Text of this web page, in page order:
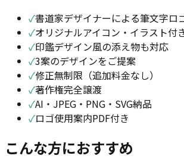
✓書道家デザイナーによる筆文字ロ
✓オリジナルアイコン・イラスト付
✓印鑑デザイン風の添え物も対応
✓3案のデザインをご提案
✓修正無制限（追加料金なし）
✓著作権完全譲渡
✓AI・JPEG・PNG・SVG納品
✓ロゴ使用案内PDF付き
こんな方におすすめ